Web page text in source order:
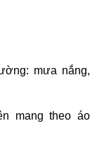
mưa nắng,
mang theo áo